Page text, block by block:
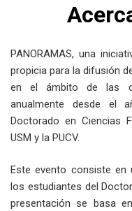
PANORAMAS, una
propicia para la difusión
en el ámbito de las
anualmente desde el
Doctorado en Ciencias
USM y la PUCV.
Este evento consiste en
los estudiantes del
presentación se basa